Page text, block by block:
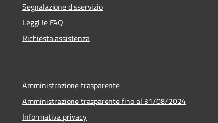
Segnalazione disservizio
Leggi le FAQ
Richiesta assistenza
Amministrazione trasparente
Amministrazione trasparente fino al 31/08/2024
Informativa privacy